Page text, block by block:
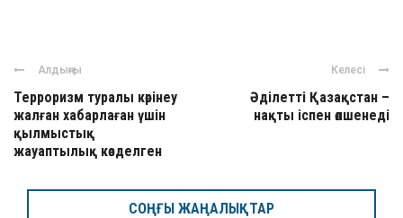
Алдыңғы
Терроризм туралы көрінеу
жалған хабарлаған үшін
қылмыстық
жауаптылық көзделген
Келесі
Әділетті Қазақстан –
нақты іспен өлшенеді
СОҢҒЫ ЖАҢАЛЫҚТАР